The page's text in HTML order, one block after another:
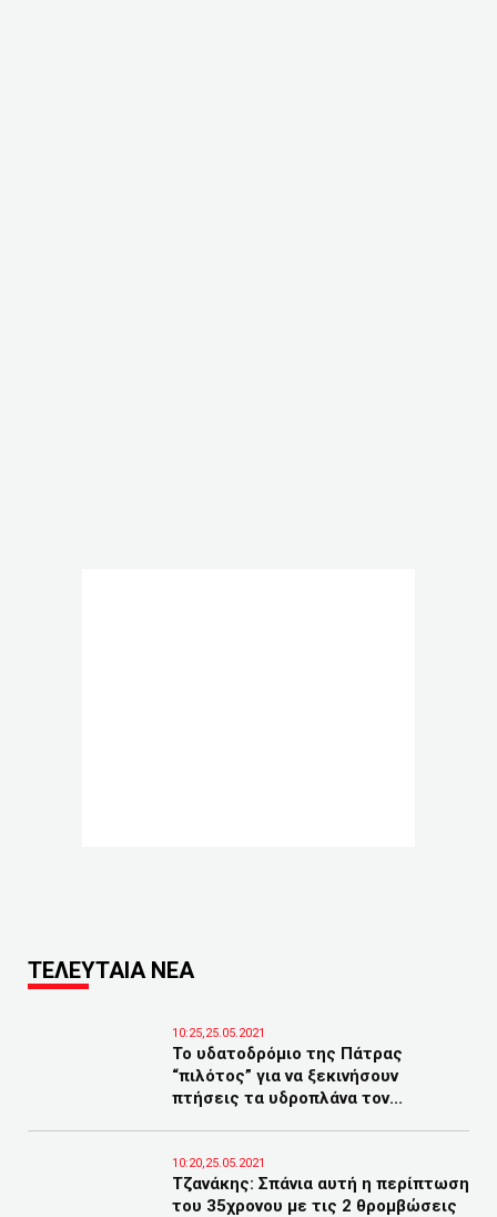
ΤΕΛΕΥΤΑΙΑ ΝΕΑ
10:25,25.05.2021
Το υδατοδρόμιο της Πάτρας
“πιλότος” για να ξεκινήσουν
πτήσεις τα υδροπλάνα τον...
10:20,25.05.2021
Τζανάκης: Σπάνια αυτή η περίπτωση
του 35χρονου με τις 2 θρομβώσεις